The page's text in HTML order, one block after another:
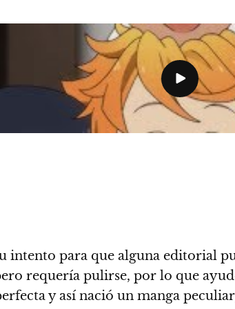
intento para que alguna editorial
requería pulirse, por lo que
y así nació un manga